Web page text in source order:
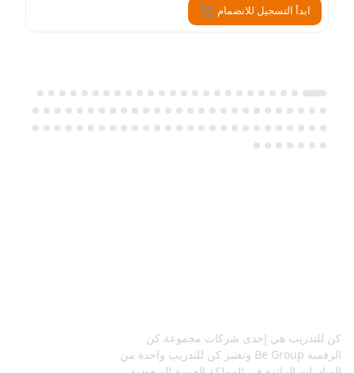
ابدأ التسجيل للانضمام
كن للتدريب هي إحدى شركات مجموعة كن
الرقمية Be Group وتعتبر كن للتدريب واحدة من